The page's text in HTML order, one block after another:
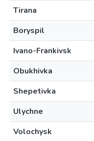
Tirana
Boryspil
Ivano-Frankivsk
Obukhivka
Shepetivka
Ulychne
Volochysk